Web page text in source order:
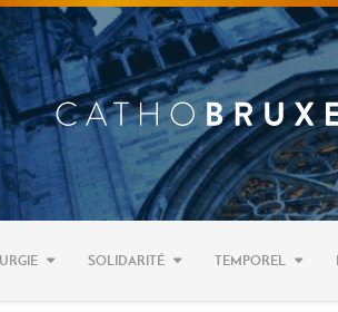
SOLIDARITÉ TEMPOREL